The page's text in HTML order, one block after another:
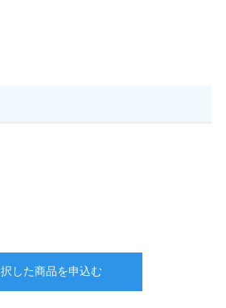
した商品を申込む